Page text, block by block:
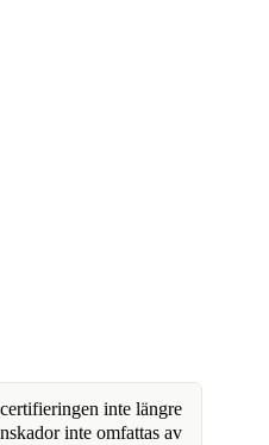
inte längre
inte omfattas av